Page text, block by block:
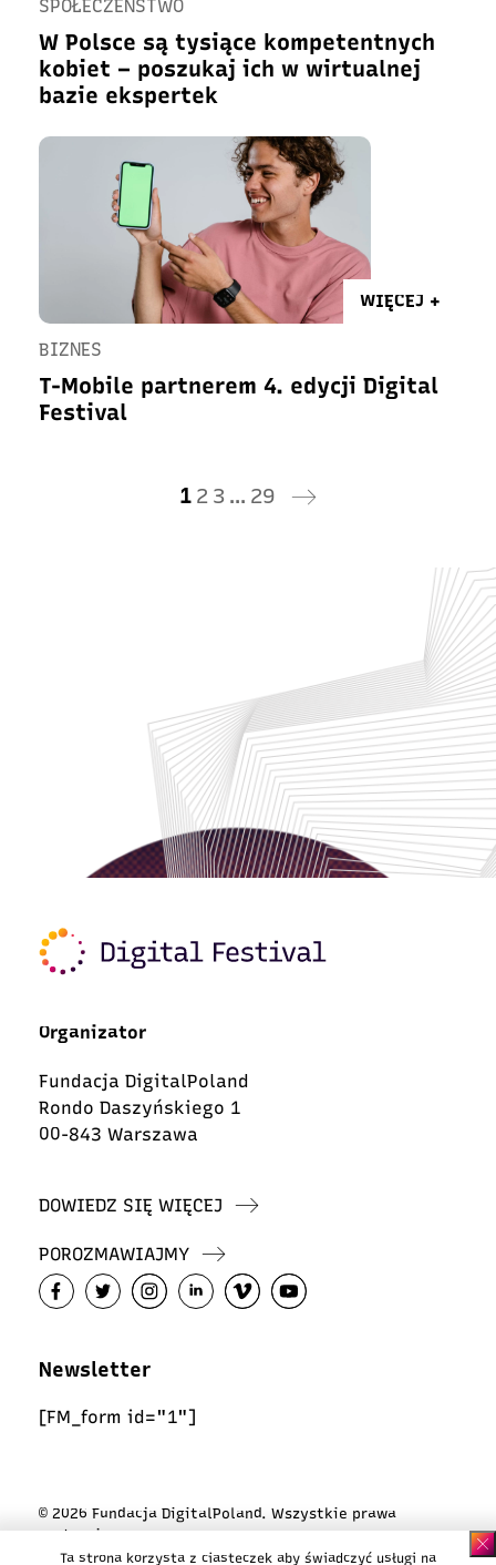
SPOŁECZEŃSTWO
W Polsce są tysiące kompetentnych
kobiet – poszukaj ich w wirtualnej
bazie ekspertek
WIĘCEJ +
BIZNES
T-Mobile partnerem 4. edycji Digital
Festival
1 2 3 … 29
Organizator
Fundacja DigitalPoland
Rondo Daszyńskiego 1
00-843 Warszawa
DOWIEDZ SIĘ WIĘCEJ
POROZMAWIAJMY
Newsletter
[FM_form id="1"]
© 2026 Fundacja DigitalPoland. Wszystkie prawa
zastrzeżone
Ta strona korzysta z ciasteczek aby świadczyć usługi na